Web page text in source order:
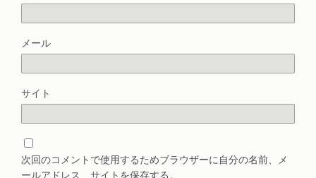
メール
サイト
次回のコメントで使用するためブラウザーに自分の名前、メ
ールアドレス、サイトを保存する。